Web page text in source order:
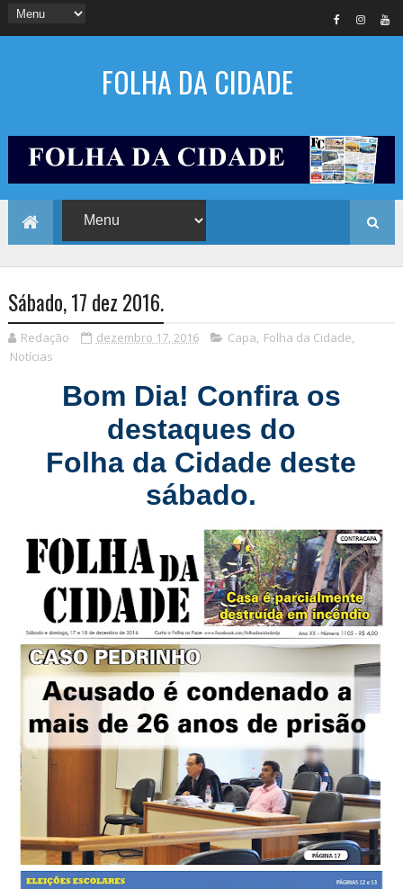
FOLHA DA CIDADE
Sábado, 17 dez 2016.
Redação dezembro 17, 2016 Capa, Folha da Cidade,
Notícias
Bom Dia! Confira os
destaques do
Folha da Cidade deste
sábado.